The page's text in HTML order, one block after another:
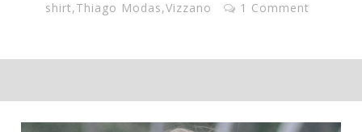
shirt,Thiago Modas,Vizzano 1 Comment